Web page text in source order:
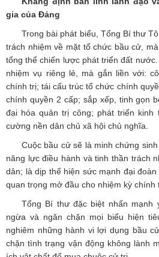
gia của Đảng
Trong bài phát biểu, Tổng Bí thư
trách nhiệm về mặt tổ chức bầu cử,
tổng thể chiến lược phát triển đất
nhiệm vụ riêng lẻ, mà gắn liền với:
chính trị; tái cấu trúc tổ chức chính
chính quyền 2 cấp; sắp xếp, tinh gọn
đại hóa quản trị công; phát triển
cường nền dân chủ xã hội chủ nghĩa.
Cuộc bầu cử sẽ là minh chứng
năng lực điều hành và tinh thần trách
dân; là dịp thể hiện sức mạnh đại
quan trọng mở đầu cho nhiệm kỳ chính
Tổng Bí thư đặc biệt nhấn mạnh
ngừa và ngăn chặn mọi biểu hiện
nghiêm những hành vi lợi dụng bầu
chặn tình trạng vận động không lành